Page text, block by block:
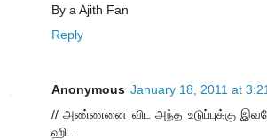
By a Ajith Fan
Reply
Anonymous January 18, 2011 at
// அண்ணனை விட அந்த உடுப்புக்கு
ஹி...